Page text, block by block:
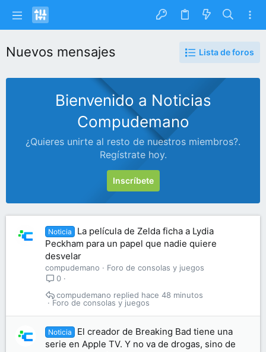
Nuevos mensajes Lista de foros
Bienvenido a Noticias
Compudemano
¿Quieres unirte al resto de nuestros miembros?.
Regístrate hoy.
Inscríbete
Noticia
La película de Zelda ficha a Lydia
Peckham para un papel que nadie quiere
desvelar
compudemano
Foro de consolas y juegos
0
Foro de consolas y juegos
hace 48 minutos
compudemano
Noticia
El creador de Breaking Bad tiene una
serie en Apple TV. Y no va de drogas, sino de